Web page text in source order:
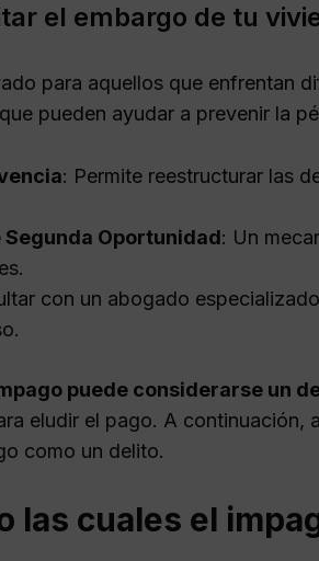
el embargo de tu
para aquellos que enfrentan
pueden ayudar a prevenir la
: Permite reestructurar las
Oportunidad: Un
con un abogado
puede considerarse un
eludir el pago. A continuación,
como un delito.
las cuales el